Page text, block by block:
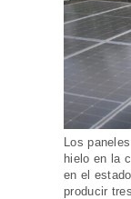
Los
hielo en la
en el
producir